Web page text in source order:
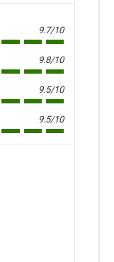
9.7/10
9.8/10
9.5/10
9.5/10